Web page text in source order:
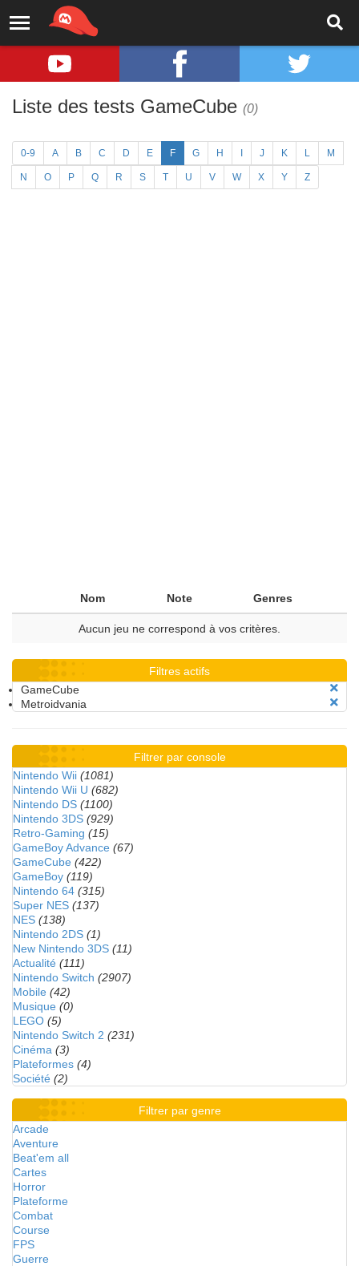
Liste des tests GameCube (0)
0-9 A B C D E F G H J K L M
N O P Q R S T U V W X Y Z
Nom Note Genres
Aucun jeu ne correspond à vos critères.
Filtres actifs
GameCube
Metroidvania
Filtrer par console
Nintendo Wii (1081)
Nintendo Wii U (682)
Nintendo DS (1100)
Nintendo 3DS (929)
Retro-Gaming (15)
GameBoy Advance (67)
GameCube (422)
GameBoy (119)
Nintendo 64 (315)
Super NES (137)
NES (138)
Nintendo 2DS (1)
New Nintendo 3DS (11)
Actualité (111)
Nintendo Switch (2907)
Mobile (42)
Musique (0)
LEGO (5)
Nintendo Switch 2 (231)
Cinéma (3)
Plateformes (4)
Société (2)
Filtrer par genre
Arcade
Aventure
Beat'em all
Cartes
Horror
Plateforme
Combat
Course
FPS
Guerre